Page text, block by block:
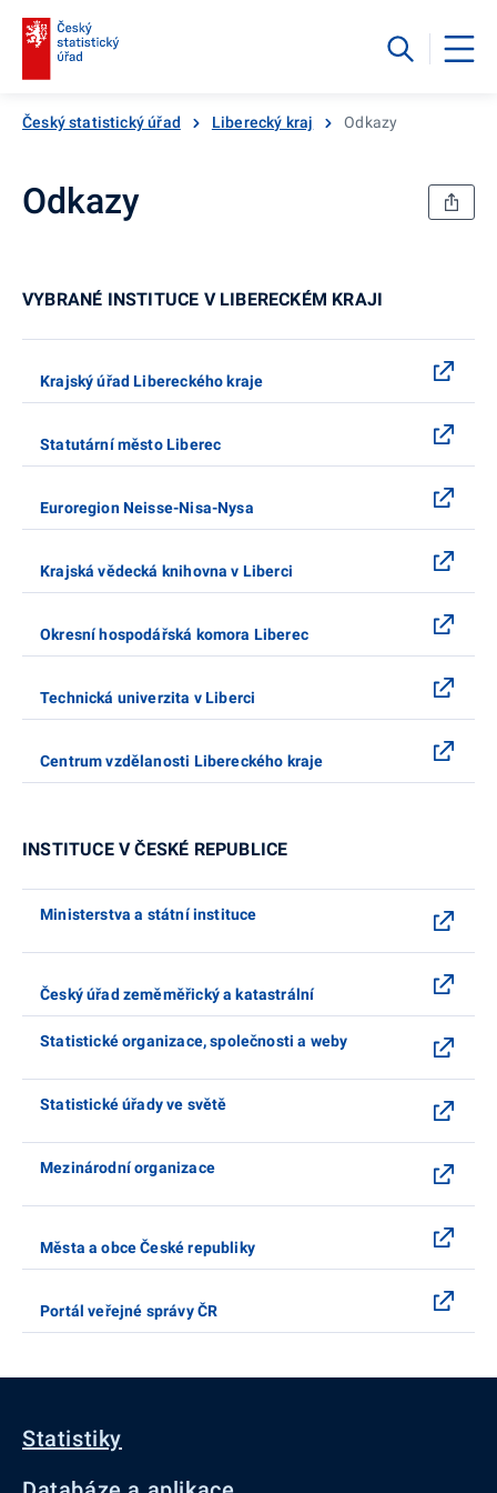
Český statistický úřad Liberecký kraj Odkazy
Odkazy
VYBRANÉ INSTITUCE V LIBERECKÉM KRAJI
Krajský úřad Libereckého kraje
Statutární město Liberec
Euroregion Neisse-Nisa-Nysa
Krajská vědecká knihovna v Liberci
Okresní hospodářská komora Liberec
Technická univerzita v Liberci
Centrum vzdělanosti Libereckého kraje
INSTITUCE V ČESKÉ REPUBLICE
Ministerstva a státní instituce
Český úřad zeměměřický a katastrální
Statistické organizace, společnosti a weby
Statistické úřady ve světě
Mezinárodní organizace
Města a obce České republiky
Portál veřejné správy ČR
Statistiky